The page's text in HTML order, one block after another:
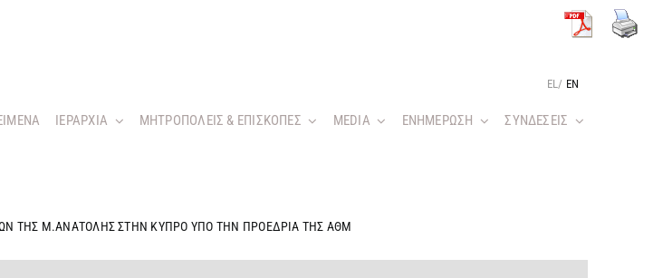
EL / EN
ΙΕΡΑΡΧΙΑ ΜΗΤΡΟΠΟΛΕΙΣ & ΕΠΙΣΚΟΠΕΣ MEDIA ΕΝΗΜΕΡΩΣΗ ΣΥΝΔΕΣΕΙΣ
ΤΗΣ Μ.ΑΝΑΤΟΛΗΣ ΣΤΗΝ ΚΥΠΡΟ ΥΠΟ ΤΗΝ ΠΡΟΕΔΡΙΑ ΤΗΣ ΑΘΜ